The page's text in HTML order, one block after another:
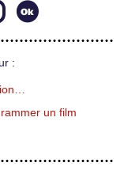
:
un film